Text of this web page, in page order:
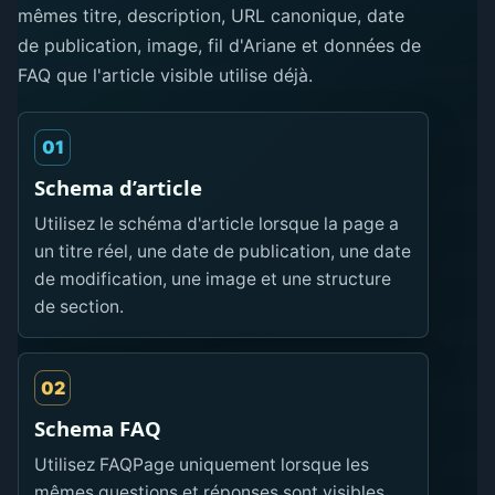
mêmes titre, description, URL canonique, date
de publication, image, fil d'Ariane et données de
FAQ que l'article visible utilise déjà.
01
Schema d’article
Utilisez le schéma d'article lorsque la page a
un titre réel, une date de publication, une date
de modification, une image et une structure
de section.
02
Schema FAQ
Utilisez FAQPage uniquement lorsque les